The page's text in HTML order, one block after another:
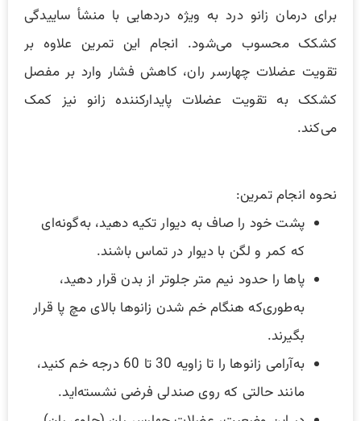
برای درمان زانو درد به ویژه دردهایی با منشأ ساییدگی
کشکک محسوب می‌شود. انجام این تمرین علاوه بر
تقویت عضلات چهارسر ران، کاهش فشار وارد بر مفصل
کشکک به تقویت عضلات پایدارکننده زانو نیز کمک
می‌کند.
نحوه انجام تمرین:
پشت خود را صاف به دیوار تکیه دهید، به‌گونه‌ای
که کمر و لگن با دیوار در تماس باشند.
پاها را حدود نیم متر جلوتر از بدن قرار دهید،
به‌طوری‌که هنگام خم شدن زانوها بالای مچ پا قرار
بگیرند.
به‌آرامی زانوها را تا زاویه 30 تا 60 درجه خم کنید،
مانند حالتی که روی صندلی فرضی نشسته‌اید.